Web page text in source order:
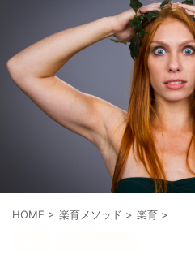
HOME > 楽育メソッド > 楽育 >